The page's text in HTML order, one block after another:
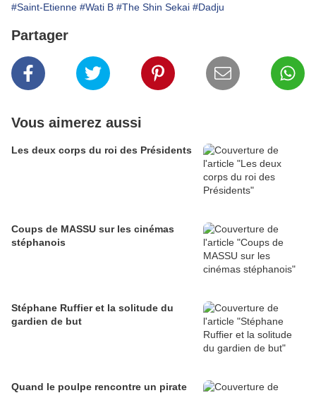
#Saint-Etienne #Wati B #The Shin Sekai #Dadju
Partager
Vous aimerez aussi
Les deux corps du roi des Présidents
Coups de MASSU sur les cinémas
stéphanois
Stéphane Ruffier et la solitude du
gardien de but
Quand le poulpe rencontre un pirate